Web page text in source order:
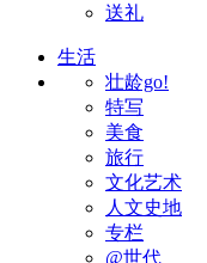
送礼
生活
壮龄go!
特写
美食
旅行
文化艺术
人文史地
专栏
@世代